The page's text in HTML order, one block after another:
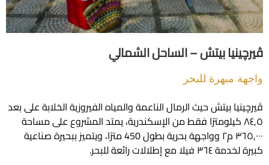
بيتش – الساحل الشمالي
مبهرة للبحر
بيتش حيث الرمال الناعمة والمياه الفيروزية الخلابة على بعد
كيلومترًا فقط من الإسكندرية، يمتد المشروع على مساحة
٣٦٥,٠٠٠ م٢ وواجهة بحرية بطول 450 مترًا، ويتميز ببحيرة صناعية
رائعة للبحر.